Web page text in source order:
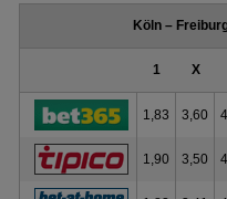
Köln –
1 X
1,83 3,60
1,90 3,50